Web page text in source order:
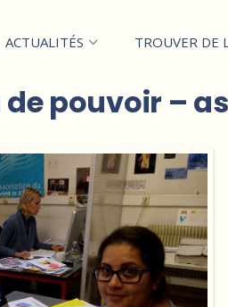
ACTUALITÉS TROUVER DE
pouvoir –